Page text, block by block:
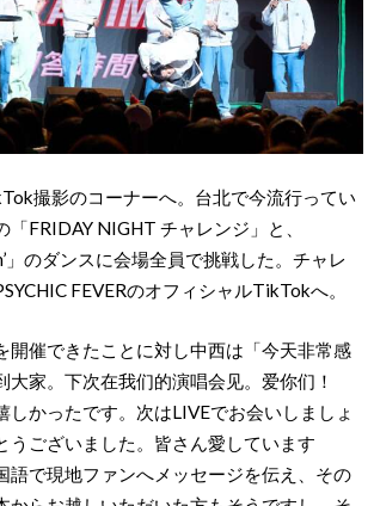
撮影のコーナーへ。台北で今流行ってい
「FRIDAY NIGHT チャレンジ」と、
」のダンスに会場全員で挑戦した。チャレ
FEVERのオフィシャルTikTokへ。
開催できたことに対し中西は「今天非常感
大家。下次在我们的演唱会见。爱你们！
しかったです。次はLIVEでお会いしましょ
うございました。皆さん愛しています
語で現地ファンへメッセージを伝え、その